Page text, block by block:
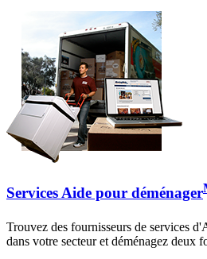
Services Aide pour déménager
Trouvez des fournisseurs de services
dans votre secteur et déménagez deux